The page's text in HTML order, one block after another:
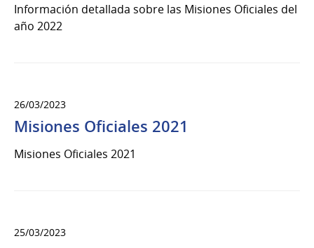
Información detallada sobre las Misiones Oficiales del
año 2022
26/03/2023
Misiones Oficiales 2021
Misiones Oficiales 2021
25/03/2023